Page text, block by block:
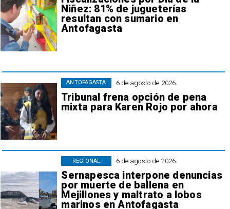
Niñez: 81% de jugueterías
resultan con sumario en
Antofagasta
6 de agosto de 2026
Tribunal frena opción de pena
mixta para Karen Rojo por ahora
ANTOFAGASTA
6 de agosto de 2026
Sernapesca interpone denuncias
por muerte de ballena en
Mejillones y maltrato a lobos
marinos en Antofagasta
REGIONAL